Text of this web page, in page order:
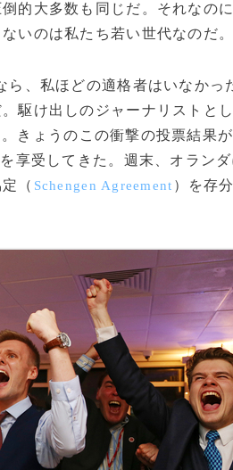
的大多数も同じだ。それなの
いのは私たち若い世代なのだ。
、私ほどの適格者はいなかっ
駆け出しのジャーナリストと
きょうのこの衝撃の投票結果
享受してきた。週末、オラン
（ Schengen Agreement ）を存